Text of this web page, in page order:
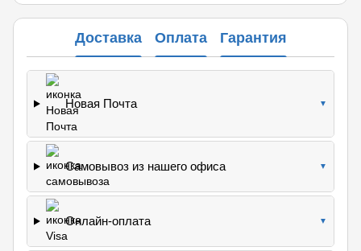
Доставка Оплата Гарантия
Новая Почта ▼
Самовывоз из нашего офиса ▼
Онлайн-оплата ▼